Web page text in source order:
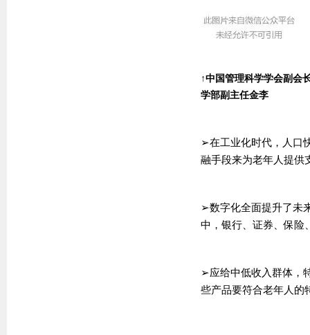
↑中国管理科学学会副会
学部副主任金李
➢在工业化时代，人口
融手段来为老年人提供
➢数字化全面提升了未
中，银行、证券、保险
➢应给中低收入群体，
些产品要符合老年人的